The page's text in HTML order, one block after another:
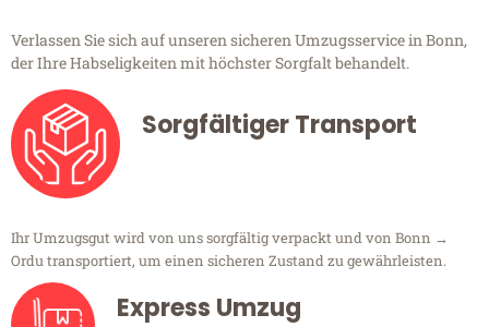
Verlassen Sie sich auf unseren sicheren Umzugsservice in Bonn,
der Ihre Habseligkeiten mit höchster Sorgfalt behandelt.
Sorgfältiger Transport
Ihr Umzugsgut wird von uns sorgfältig verpackt und von Bonn →
Ordu transportiert, um einen sicheren Zustand zu gewährleisten.
Express Umzug